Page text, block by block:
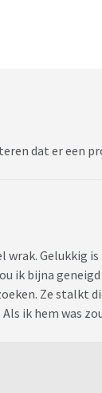
dat er een
Gelukkig
ik bijna
Ze stalkt
ik hem was